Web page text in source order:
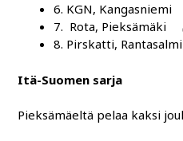
6. KGN, Kangasniemi
7. Rota, Pieksämäki
8. Pirskatti, Rantasalmi
Itä-Suomen sarja
Pieksämäeltä pelaa kaksi